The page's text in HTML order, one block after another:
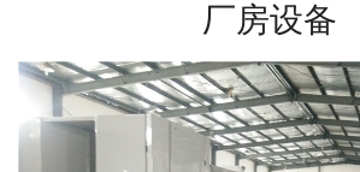
厂房设备